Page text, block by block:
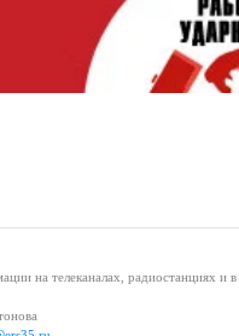
на телеканалах, радиостанциях и в